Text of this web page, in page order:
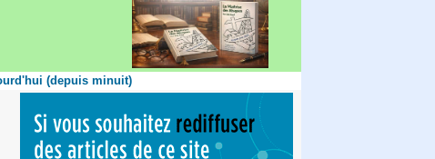
(depuis minuit)